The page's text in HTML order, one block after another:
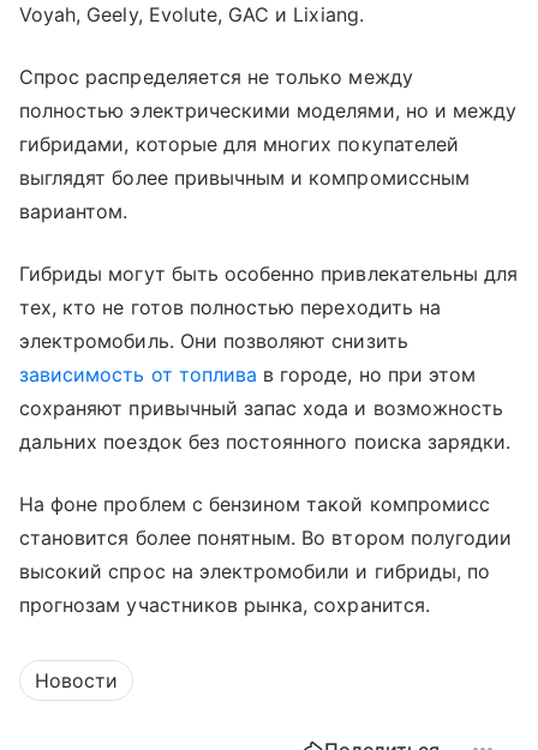
Voyah, Geely, Evolute, GAC и Lixiang.
Спрос распределяется не только между
полностью электрическими моделями, но и между
гибридами, которые для многих покупателей
выглядят более привычным и компромиссным
вариантом.
Гибриды могут быть особенно привлекательны для
тех, кто не готов полностью переходить на
электромобиль. Они позволяют снизить
зависимость от топлива в городе, но при этом
сохраняют привычный запас хода и возможность
дальних поездок без постоянного поиска зарядки.
На фоне проблем с бензином такой компромисс
становится более понятным. Во втором полугодии
высокий спрос на электромобили и гибриды, по
прогнозам участников рынка, сохранится.
Новости